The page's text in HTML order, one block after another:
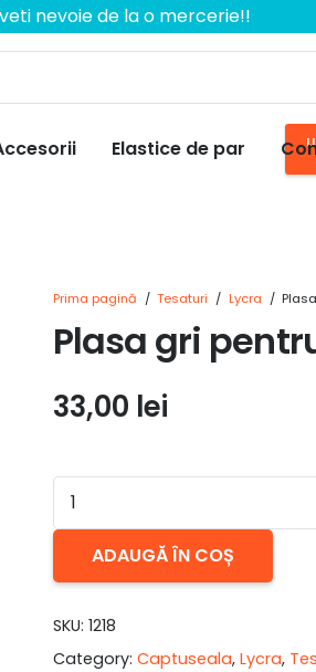
nevoie de la o mercerie!!
Elastice de par
Prima pagină / Tesaturi / Lycra /
Plasa gri
33,00 lei
Cantitate
Plasa
pentru
articole
sport
ADAUGĂ ÎN COȘ
SKU: 1218
Category: Captuseala, Lycra,